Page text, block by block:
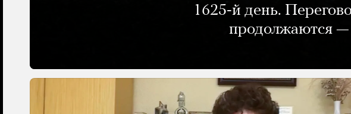
1625-й день.
продолжаются